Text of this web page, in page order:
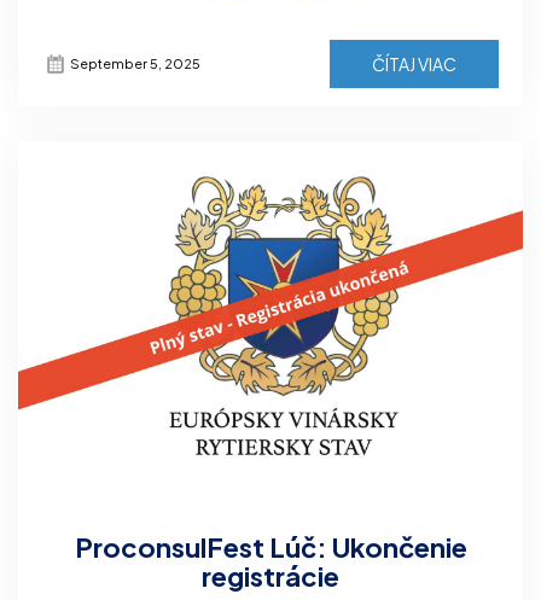
September 5, 2025 ČÍTAJ VIAC
ProconsulFest Lúč: Ukončenie
registrácie